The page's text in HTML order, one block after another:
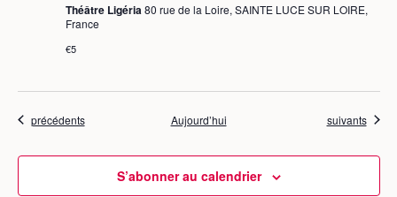
Théâtre Ligéria80 rue de la Loire, SAINTE LUCE SUR LOIRE,
France
€5
Évènements
précédents Aujourd’hui Évènements
suivants
S’abonner au calendrier